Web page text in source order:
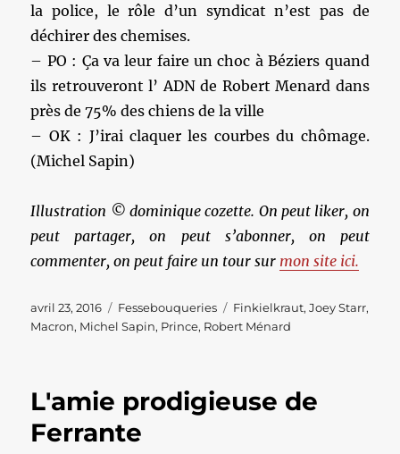
la police, le rôle d’un syndicat n’est pas de
déchirer des chemises.
– PO : Ça va leur faire un choc à Béziers quand
ils retrouveront l’ ADN de Robert Menard dans
près de 75% des chiens de la ville
– OK : J’irai claquer les courbes du chômage.
(Michel Sapin)
Illustration © dominique cozette. On peut liker, on
peut partager, on peut s’abonner, on peut
commenter, on peut faire un tour sur mon site ici.
Publié
le
avril 23, 2016 Catégories
Fessebouqueries Étiquettes
Finkielkraut,Joey Starr,
Macron, Michel Sapin, Prince, Robert Ménard
L'amie prodigieuse de
Ferrante